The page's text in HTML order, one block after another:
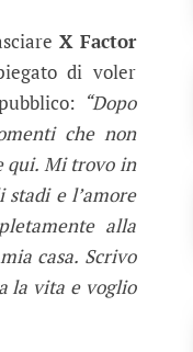
X Factor
di voler
“Dopo
che non
qui. Mi trovo in
e l’amore
alla
casa. Scrivo
la vita e voglio